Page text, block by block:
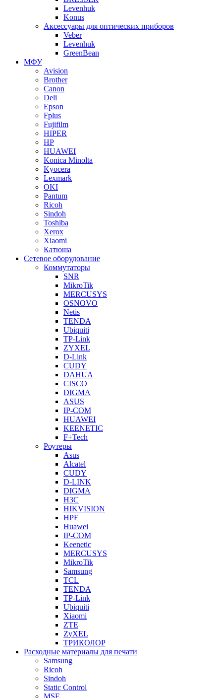
Levenhuk
Konus
Аксессуары для оптических приборов
Veber
Levenhuk
GreenBean
МФУ
Avision
Brother
Canon
Deli
Epson
Fplus
Fujifilm
HIPER
HP
HUAWEI
Konica Minolta
Kyocera
Lexmark
OKI
Pantum
Ricoh
Sindoh
Toshiba
Xerox
Xiaomi
Катюша
Сетевое оборудование
Коммутаторы
SNR
MikroTik
MERCUSYS
OSNOVO
Netis
TENDA
Ubiquiti
TP-Link
ZYXEL
D-Link
CUDY
DAHUA
CISCO
DIGMA
ASUS
IP-COM
HUAWEI
KEENETIC
F+Tech
Роутеры
Asus
Alcatel
CUDY
D-LINK
DIGMA
H3C
HIKVISION
HPE
Huawei
IP-COM
Keenetic
MERCUSYS
MikroTik
Samsung
TCL
TENDA
TP-Link
Ubiquiti
Xiaomi
ZTE
ZyXEL
ТРИКОЛОР
Расходные материалы для печати
Samsung
Ricoh
Sindoh
Static Control